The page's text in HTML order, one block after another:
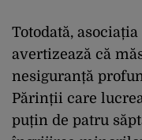
Totodată,
avertizează că
nesiguranță
Părinții care
puțin de patru